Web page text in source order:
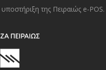
της Πειραιώς e-POS.